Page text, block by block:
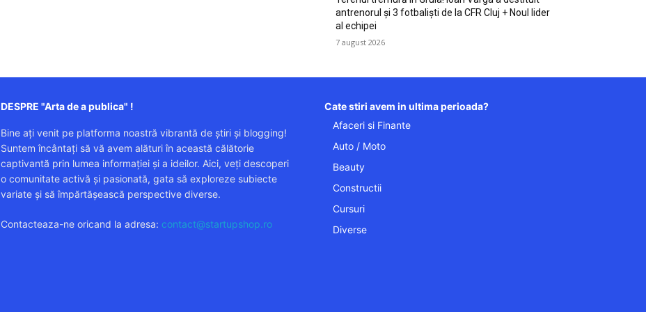
antrenorul și 3 fotbaliști de la CFR Cluj + Noul lider
al echipei
7 august 2026
DESPRE "Arta de a publica" !
Bine ați venit pe platforma noastră vibrantă de știri și blogging!
Suntem încântați să vă avem alături în această călătorie
captivantă prin lumea informației și a ideilor. Aici, veți descoperi
o comunitate activă și pasionată, gata să exploreze subiecte
variate și să împărtășească perspective diverse.
Contacteaza-ne oricand la adresa: contact@startupshop.ro
Cate stiri avem in ultima perioada?
Afaceri si Finante
Auto / Moto
Beauty
Constructii
Cursuri
Diverse